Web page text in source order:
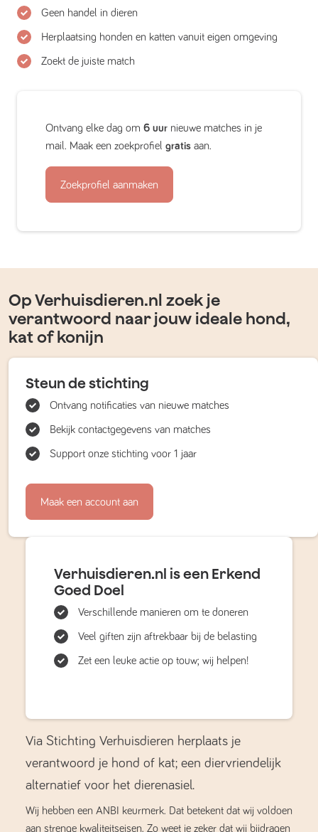
Geen handel in dieren
Herplaatsing honden en katten vanuit eigen omgeving
Zoekt de juiste match
Ontvang elke dag om 6 uur nieuwe matches in je
mail. Maak een zoekprofiel gratis aan.
Zoekprofiel aanmaken
Op Verhuisdieren.nl zoek je
verantwoord naar jouw ideale hond,
kat of konijn
Steun de stichting
Ontvang notificaties van nieuwe matches
Bekijk contactgegevens van matches
Support onze stichting voor 1 jaar
Maak een account aan
Verhuisdieren.nl is een Erkend
Goed Doel
Verschillende manieren om te doneren
Veel giften zijn aftrekbaar bij de belasting
Zet een leuke actie op touw; wij helpen!
Via Stichting Verhuisdieren herplaats je
verantwoord je hond of kat; een diervriendelijk
alternatief voor het dierenasiel.
Wij hebben een ANBI keurmerk. Dat betekent dat wij voldoen
aan strenge kwaliteitseisen. Zo weet je zeker dat wij bijdragen